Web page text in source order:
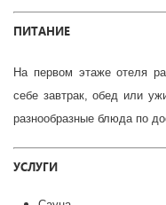
ПИТАНИЕ
На первом этаже отеля
себе завтрак, обед или
разнообразные блюда по
УСЛУГИ